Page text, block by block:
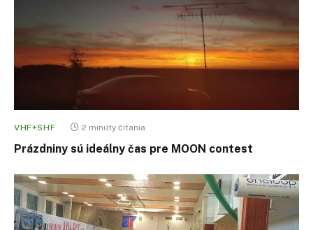
VHF+SHF 2 minúty čítania
Prázdniny sú ideálny čas pre MOON contest